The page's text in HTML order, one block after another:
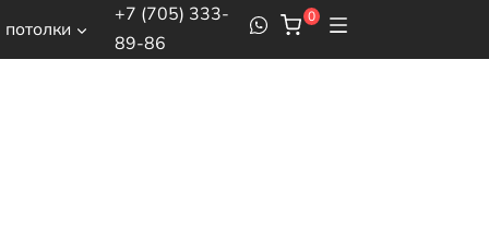
+7 (705) 333-
89-86
0